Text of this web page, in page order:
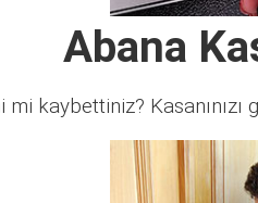
Abana
mi kaybettiniz?